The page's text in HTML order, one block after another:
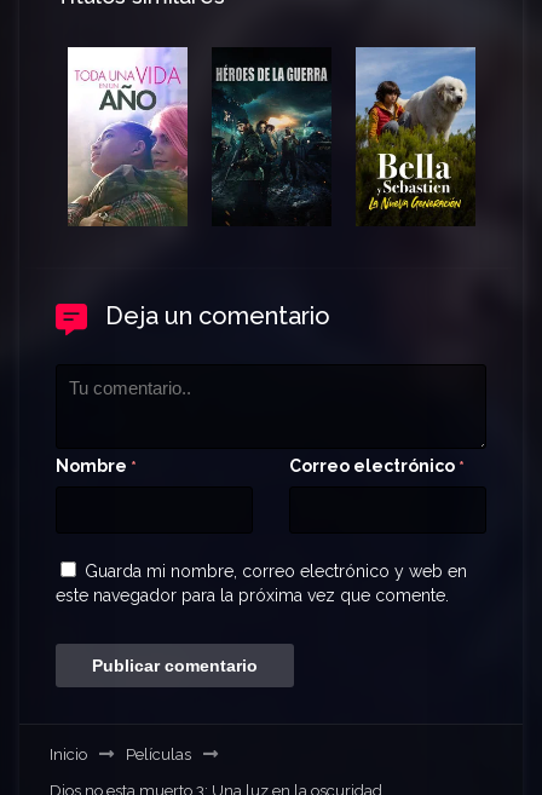
Deja un comentario
Nombre * Correo electrónico *
Guarda mi nombre, correo electrónico y web en
este navegador para la próxima vez que comente.
Inicio
Películas
Dios no esta muerto 3: Una luz en la oscuridad